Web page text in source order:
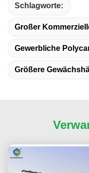
Schlagworte:
Großer
Gewerbliche
Größere